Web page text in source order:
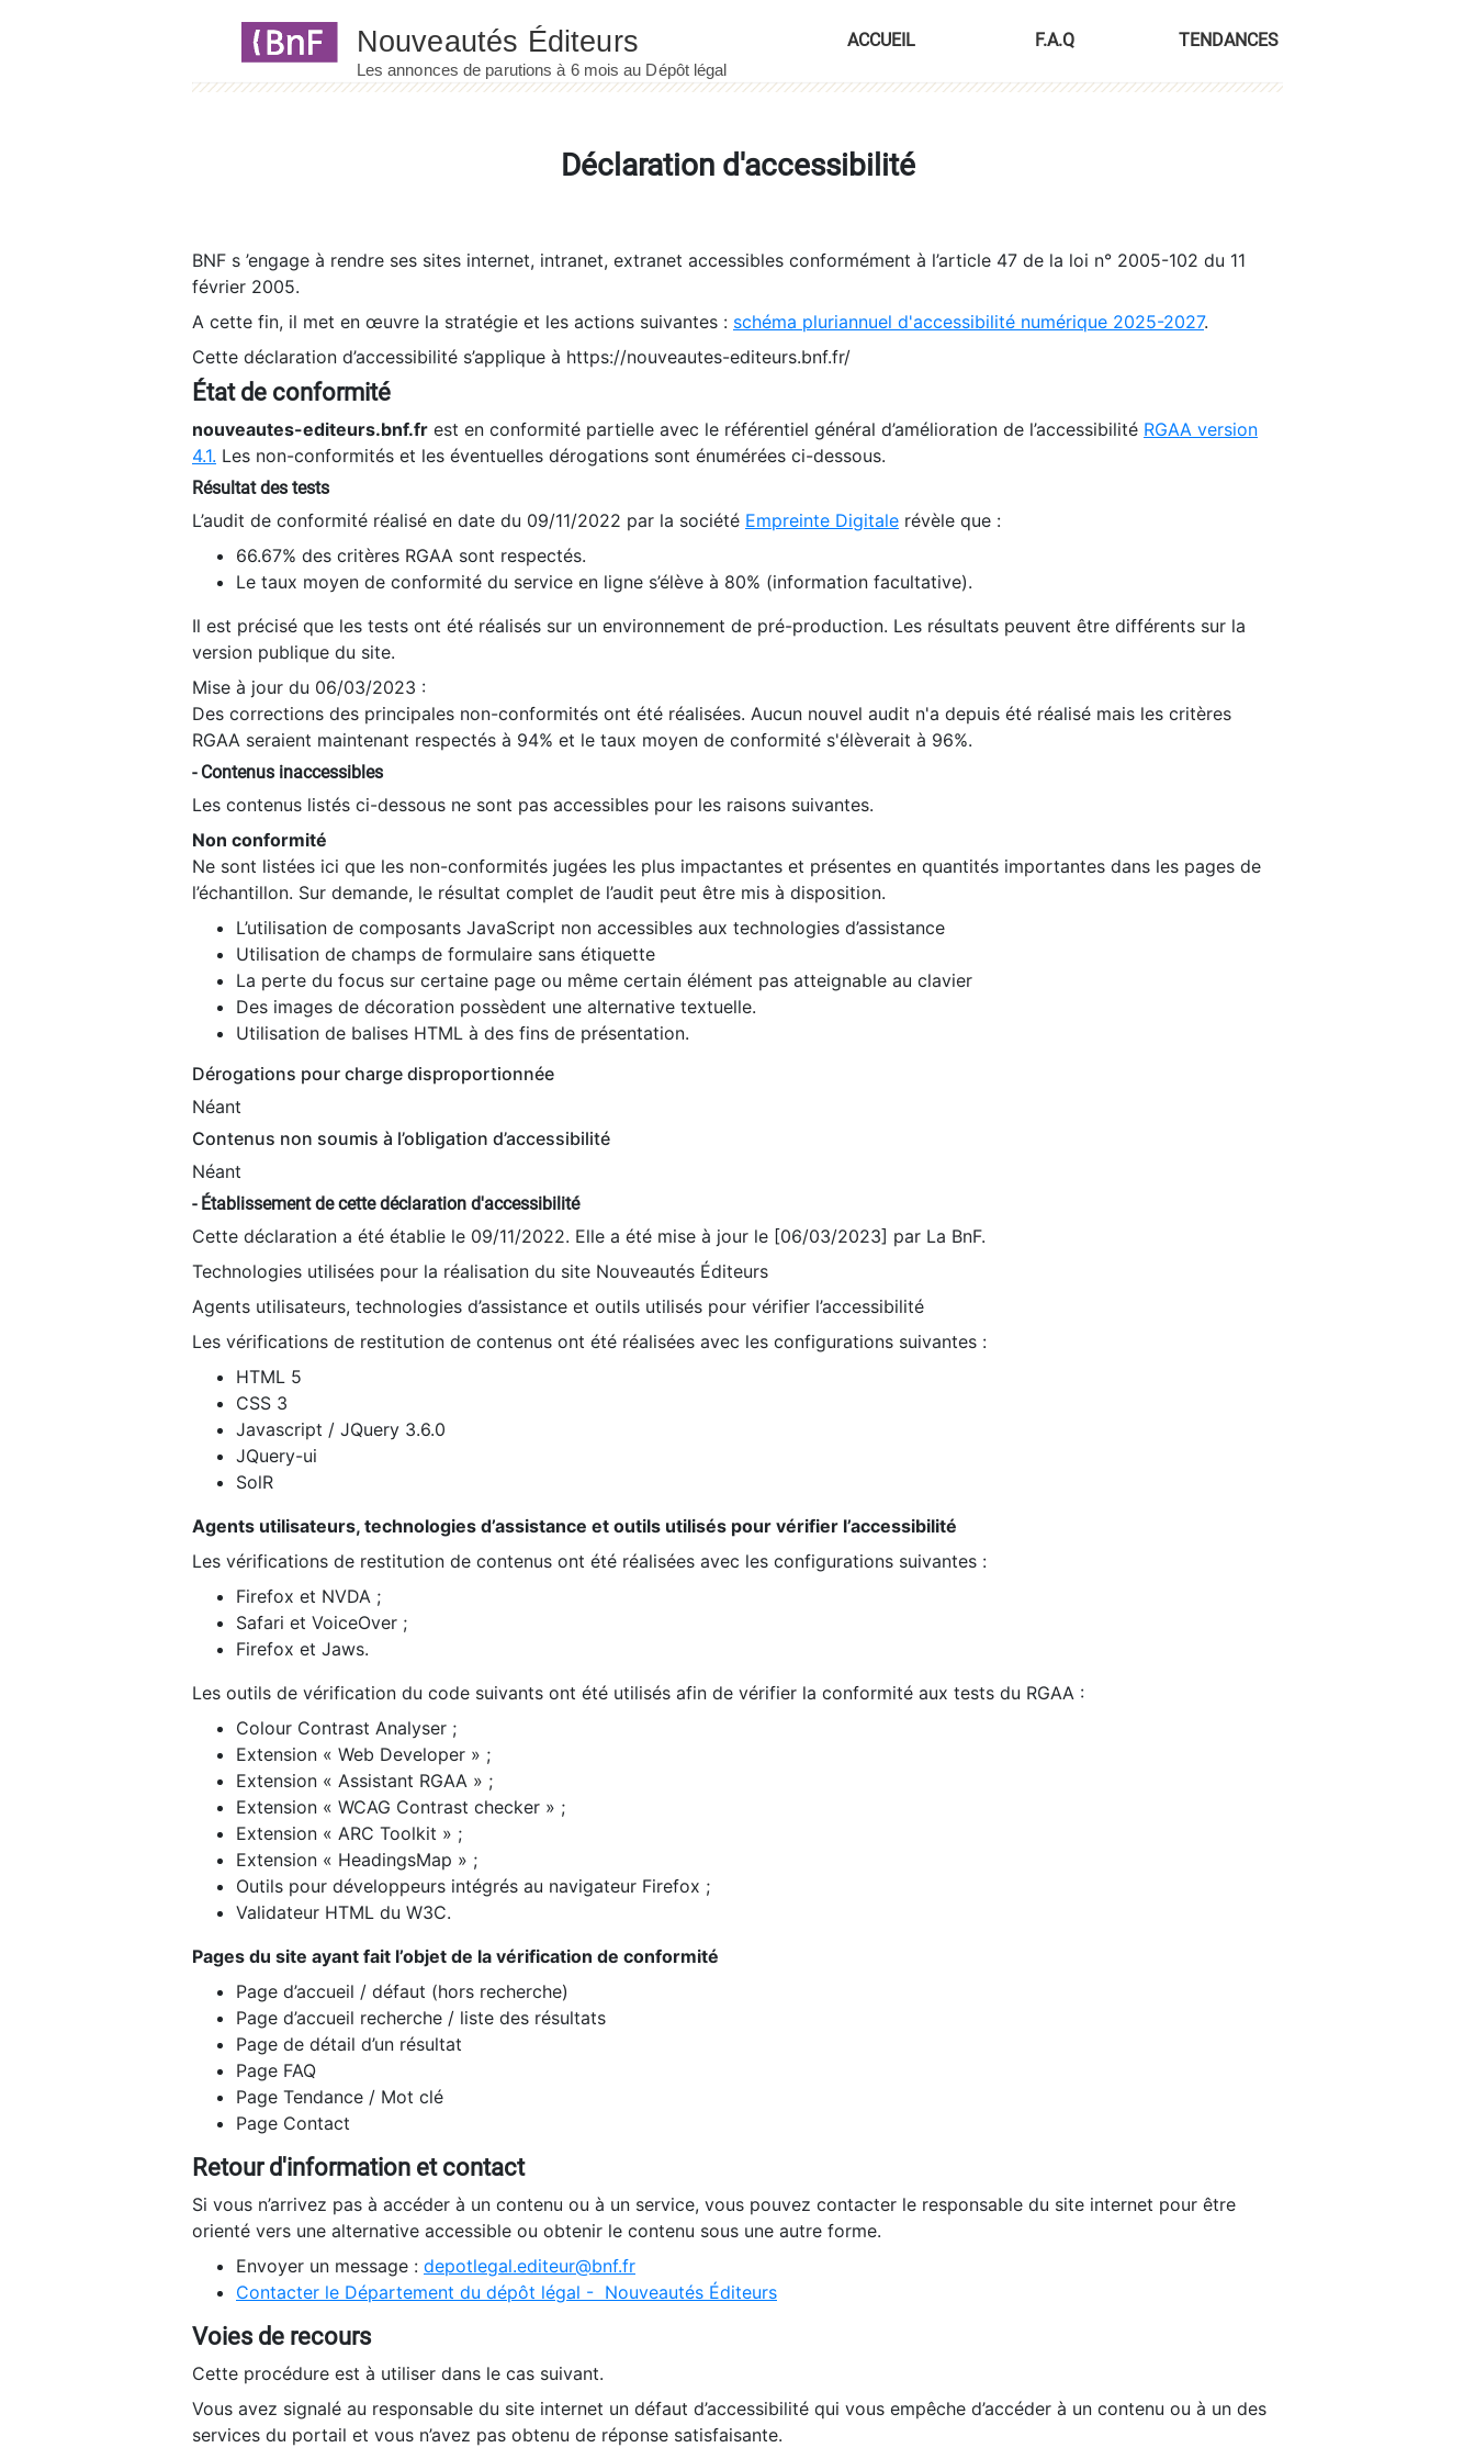
ACCUEIL F.A.Q TENDANCES
Déclaration d'accessibilité
BNF s ’engage à rendre ses sites internet, intranet, extranet accessibles conformément à l’article 47 de la loi n° 2005-102 du 11
février 2005.
A cette fin, il met en œuvre la stratégie et les actions suivantes : schéma pluriannuel d'accessibilité numérique 2025-2027.
Cette déclaration d’accessibilité s’applique à https://nouveautes-editeurs.bnf.fr/
État de conformité
nouveautes-editeurs.bnf.fr est en conformité partielle avec le référentiel général d’amélioration de l’accessibilité RGAA version
4.1. Les non-conformités et les éventuelles dérogations sont énumérées ci-dessous.
Résultat des tests
L’audit de conformité réalisé en date du 09/11/2022 par la société Empreinte Digitale révèle que :
66.67% des critères RGAA sont respectés.
Le taux moyen de conformité du service en ligne s’élève à 80% (information facultative).
Il est précisé que les tests ont été réalisés sur un environnement de pré-production. Les résultats peuvent être différents sur la
version publique du site.
Mise à jour du 06/03/2023 :
Des corrections des principales non-conformités ont été réalisées. Aucun nouvel audit n'a depuis été réalisé mais les critères
RGAA seraient maintenant respectés à 94% et le taux moyen de conformité s'élèverait à 96%.
- Contenus inaccessibles
Les contenus listés ci-dessous ne sont pas accessibles pour les raisons suivantes.
Non conformité
Ne sont listées ici que les non-conformités jugées les plus impactantes et présentes en quantités importantes dans les pages de
l’échantillon. Sur demande, le résultat complet de l’audit peut être mis à disposition.
L’utilisation de composants JavaScript non accessibles aux technologies d’assistance
Utilisation de champs de formulaire sans étiquette
La perte du focus sur certaine page ou même certain élément pas atteignable au clavier
Des images de décoration possèdent une alternative textuelle.
Utilisation de balises HTML à des fins de présentation.
Dérogations pour charge disproportionnée
Néant
Contenus non soumis à l’obligation d’accessibilité
Néant
- Établissement de cette déclaration d'accessibilité
Cette déclaration a été établie le 09/11/2022. Elle a été mise à jour le [06/03/2023] par La BnF.
Technologies utilisées pour la réalisation du site Nouveautés Éditeurs
Agents utilisateurs, technologies d’assistance et outils utilisés pour vérifier l’accessibilité
Les vérifications de restitution de contenus ont été réalisées avec les configurations suivantes :
HTML 5
CSS 3
Javascript / JQuery 3.6.0
JQuery-ui
SolR
Agents utilisateurs, technologies d’assistance et outils utilisés pour vérifier l’accessibilité
Les vérifications de restitution de contenus ont été réalisées avec les configurations suivantes :
Firefox et NVDA ;
Safari et VoiceOver ;
Firefox et Jaws.
Les outils de vérification du code suivants ont été utilisés afin de vérifier la conformité aux tests du RGAA :
Colour Contrast Analyser ;
Extension « Web Developer » ;
Extension « Assistant RGAA » ;
Extension « WCAG Contrast checker » ;
Extension « ARC Toolkit » ;
Extension « HeadingsMap » ;
Outils pour développeurs intégrés au navigateur Firefox ;
Validateur HTML du W3C.
Pages du site ayant fait l’objet de la vérification de conformité
Page d’accueil / défaut (hors recherche)
Page d’accueil recherche / liste des résultats
Page de détail d’un résultat
Page FAQ
Page Tendance / Mot clé
Page Contact
Retour d'information et contact
Si vous n’arrivez pas à accéder à un contenu ou à un service, vous pouvez contacter le responsable du site internet pour être
orienté vers une alternative accessible ou obtenir le contenu sous une autre forme.
Envoyer un message : depotlegal.editeur@bnf.fr
Contacter le Département du dépôt légal - Nouveautés Éditeurs
Voies de recours
Cette procédure est à utiliser dans le cas suivant.
Vous avez signalé au responsable du site internet un défaut d’accessibilité qui vous empêche d’accéder à un contenu ou à un des
services du portail et vous n’avez pas obtenu de réponse satisfaisante.